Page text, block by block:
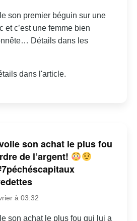
son premier béguin sur une
et c’est une femme bien
Détails dans les
dans l'article.
son achat le plus fou
de l’argent!
à 03:32
son achat le plus fou qui lui a